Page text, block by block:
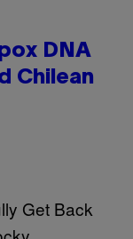
DNA
Chilean